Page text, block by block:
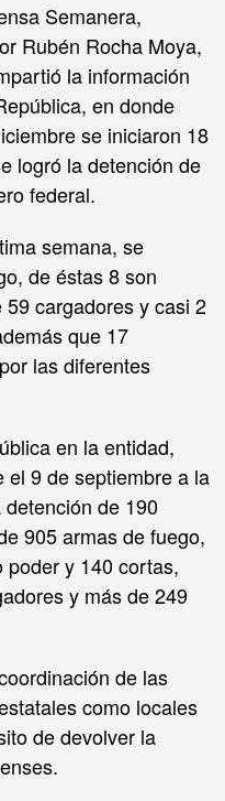
Semanera,
Rubén Rocha Moya,
la información
en donde
se iniciaron 18
logró la detención de
federal.
semana, se
de éstas 8 son
cargadores y casi 2
que 17
las diferentes
en la entidad,
el 9 de septiembre a la
de 190
905 armas de fuego,
poder y 140 cortas,
y más de 249
de las
como locales
de devolver la